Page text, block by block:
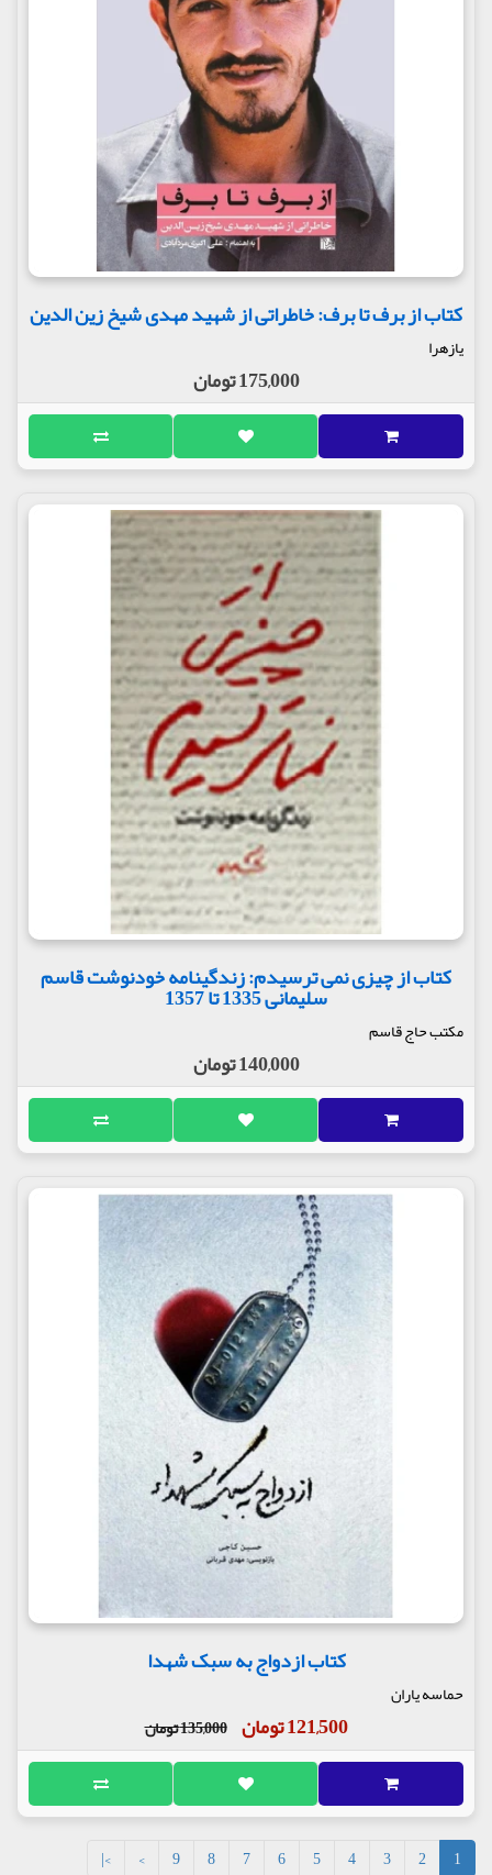
کتاب از برف تا برف: خاطراتی از شهید مهدی شیخ زین الدین
یازهرا
175,000 تومان
کتاب از چیزی نمی ترسیدم: زندگینامه خودنوشت قاسم
سلیمانی 1335 تا 1357
مکتب حاج قاسم
140,000 تومان
کتاب ازدواج به سبک شهدا
حماسه یاران
121,500 تومان 135,000 تومان
1
2
3
4
5
6
7
8
9
>
>|